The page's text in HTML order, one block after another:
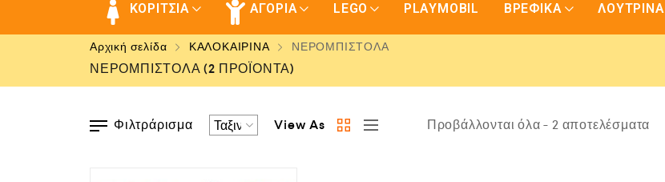
ΚΟΡΙΤΣΙΑ ΑΓΟΡΙΑ LEGO PLAYMOBIL ΒΡΕΦΙΚΑ ΛΟΥΤΡΙΝΑ
Αρχική σελίδα ΚΑΛΟΚΑΙΡΙΝΑ ΝΕΡΟΜΠΙΣΤΟΛΑ
ΝΕΡΟΜΠΙΣΤΟΛΑ(2 ΠΡΟΪΌΝΤΑ)
Φιλτράρισμα View As Προβάλλονται όλα - 2 αποτελέσματα